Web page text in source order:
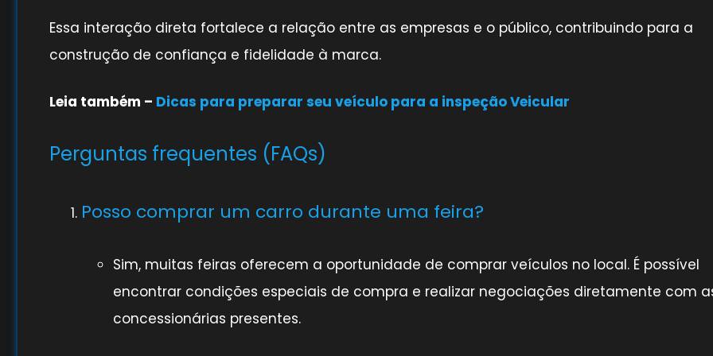
Essa interação direta fortalece a relação entre as empresas e o público, contribuindo para a
construção de confiança e fidelidade à marca.
Leia também – Dicas para preparar seu veículo para a inspeção Veicular
Perguntas frequentes (FAQs)
Posso comprar um carro durante uma feira?
Sim, muitas feiras oferecem a oportunidade de comprar veículos no local. É possível
encontrar condições especiais de compra e realizar negociações diretamente com
concessionárias presentes.